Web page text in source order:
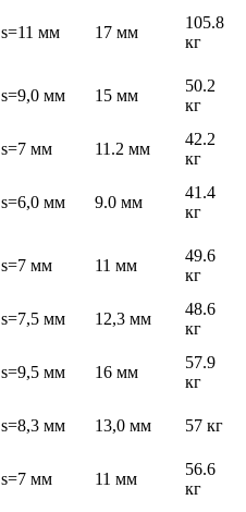
s=11 мм 17 мм
105.8
кг
s=9,0 мм 15 мм
50.2
кг
s=7 мм 11.2 мм
42.2
кг
s=6,0 мм 9.0 мм
41.4
кг
s=7 мм 11 мм
49.6
кг
s=7,5 мм 12,3 мм
48.6
кг
s=9,5 мм 16 мм
57.9
кг
s=8,3 мм 13,0 мм
57 кг
s=7 мм 11 мм
56.6
кг